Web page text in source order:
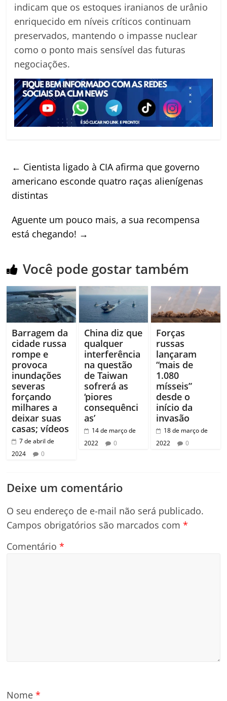
indicam que os estoques iranianos de urânio
enriquecido em níveis críticos continuam
preservados, mantendo o impasse nuclear
como o ponto mais sensível das futuras
negociações.
← Cientista ligado à CIA afirma que governo
americano esconde quatro raças alienígenas
distintas
Aguente um pouco mais, a sua recompensa
está chegando! →
Você pode gostar também
Barragem da
cidade russa
rompe e
provoca
inundações
severas
forçando
milhares a
deixar suas
casas; vídeos
7 de abril de
2024
0
China diz que
qualquer
interferência
na questão
de Taiwan
sofrerá as
‘piores
consequênci
as’
14 de março de
2022
0
Forças
russas
lançaram
“mais de
1.080
mísseis”
desde o
início da
invasão
18 de março de
2022
0
Deixe um comentário
O seu endereço de e-mail não será publicado.
Campos obrigatórios são marcados com*
Comentário*
Nome*